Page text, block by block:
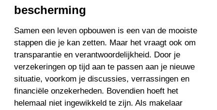
bescherming
Samen een leven opbouwen is een van de mooiste
stappen die je kan zetten. Maar het vraagt ook om
transparantie en verantwoordelijkheid. Door je
verzekeringen op tijd aan te passen aan je nieuwe
situatie, voorkom je discussies, verrassingen en
financiële onzekerheden. Bovendien hoeft het
helemaal niet ingewikkeld te zijn. Als makelaar